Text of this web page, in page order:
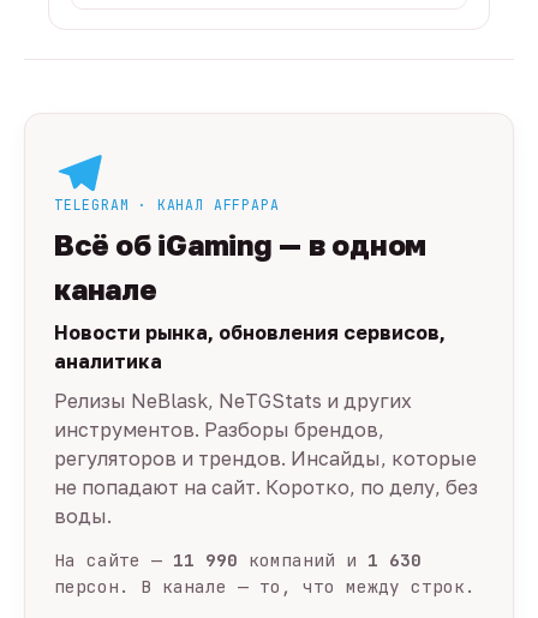
TELEGRAM · КАНАЛ AFFPAPA
Всё об iGaming — в одном
канале
Новости рынка, обновления сервисов,
аналитика
Релизы NeBlask, NeTGStats и других
инструментов. Разборы брендов,
регуляторов и трендов. Инсайды, которые
не попадают на сайт. Коротко, по делу, без
воды.
На сайте — 11 990 компаний и 1 630
персон. В канале — то, что между строк.